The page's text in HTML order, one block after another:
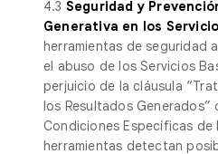
4.3 Seguridad y
Generativa en los
herramientas de seguridad
el abuso de los Servicios
perjuicio de la cláusula
los Resultados Generados”
Condiciones Específicas de
herramientas detectan